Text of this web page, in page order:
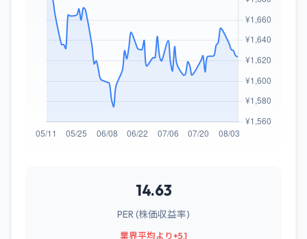
14.63
PER (株価収益率)
業界平均より+5.1